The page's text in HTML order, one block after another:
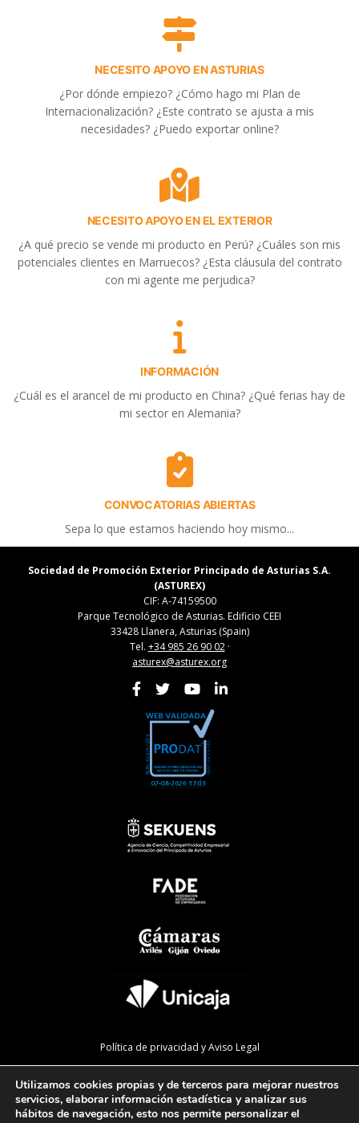
NECESITO APOYO EN ASTURIAS
¿Por dónde empiezo? ¿Cómo hago mi Plan de
Internacionalización? ¿Este contrato se ajusta a mis
necesidades? ¿Puedo exportar online?
NECESITO APOYO EN EL EXTERIOR
¿A qué precio se vende mi producto en Perú? ¿Cuáles son mis
potenciales clientes en Marruecos? ¿Esta cláusula del contrato
con mi agente me perjudica?
INFORMACIÓN
¿Cuál es el arancel de mi producto en China? ¿Qué ferias hay de
mi sector en Alemania?
CONVOCATORIAS ABIERTAS
Sepa lo que estamos haciendo hoy mismo...
Sociedad de Promoción Exterior Principado de Asturias S.A.
(ASTUREX)
CIF: A-74159500
Parque Tecnológico de Asturias. Edificio CEEI
33428 Llanera, Asturias (Spain)
Tel. +34 985 26 90 02·
asturex@asturex.org
Política de privacidad y Aviso Legal
Política de calidad
Utilizamos cookies propias y de terceros para mejorar nuestros
servicios, elaborar información estadística y analizar sus
hábitos de navegación, esto nos permite personalizar el